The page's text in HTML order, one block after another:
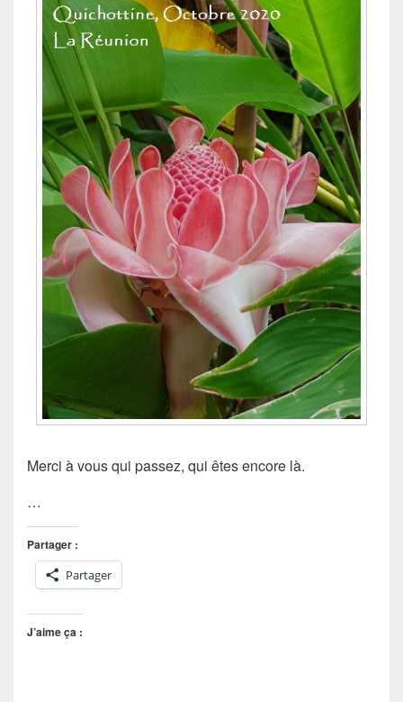
Merci à vous qui passez, qui êtes encore là.
…
Partager :
Partager
J’aime ça :